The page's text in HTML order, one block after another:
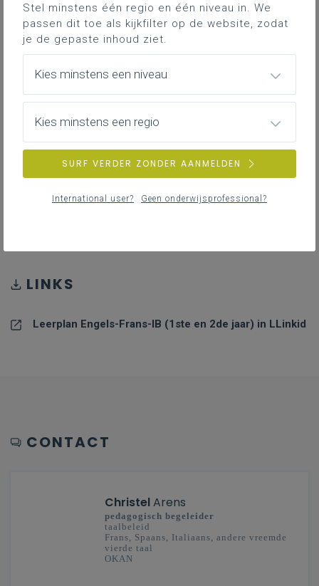
DOWNLOADS
I-EnFr-b oktober 24
WORD 323KB
PDF I-EnFr-b oktober 24
LINKS
Leerplan Engels-Frans-IB (1ste en 2de jaar) in LLinkid
CONTACT
ChristelArens
pedagogisch begeleider
taalbeleid
Frans, Spaans, Italiaans, andere vreemde
vierde taal
OKAN
Stel minstens één regio en één niveau in. We
passen dit toe als kijkfilter op de website, zodat
je de gepaste inhoud ziet.
Kies minstens een niveau
Kies minstens een regio
SURF VERDER ZONDER AANMELDEN
International user? Geen onderwijsprofessional?